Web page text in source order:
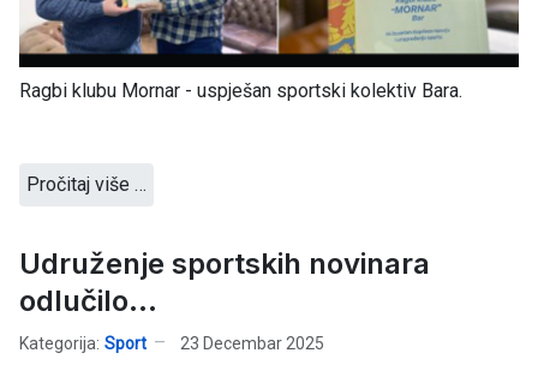
Ragbi klubu Mornar - uspješan sportski kolektiv Bara.
Pročitaj više …
Udruženje sportskih novinara
odlučilo...
Kategorija: Sport 23 Decembar 2025